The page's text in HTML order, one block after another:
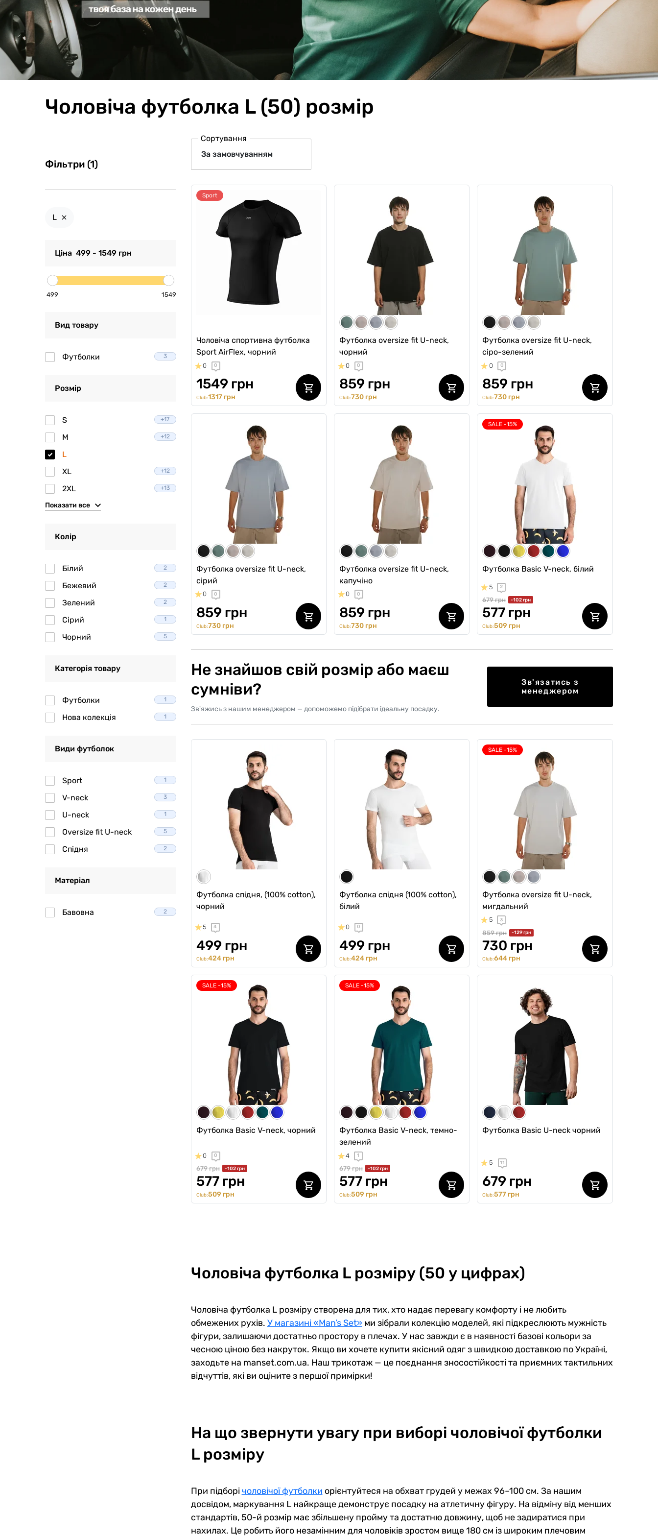
Чоловіча футболка L (50) розмір
Фільтри (1)
L
Ціна 499 - 1549 грн
499 1549
Вид товару
Футболки 3
Розмір
S +17
M +12
L
XL
+12
2XL +13
Показати все
Колір
Білий 2
Бежевий 2
Зелений 2
Сірий 1
Чорний 5
Категорія товару
Футболки 1
Нова колекція 1
Види футболок
Sport 1
V-neck 3
U-neck 1
Oversize fit U-neck 5
Спідня 2
Матеріал
Бавовна 2
Сортування
Sport
Чоловіча спортивна футболка
Sport AirFlex, чорний
0 0
1549 грн
Club:1317 грн
Футболка oversize fit U-neck,
чорний
0 0
859 грн
Club:730 грн
Футболка oversize fit U-neck,
сіро-зелений
0 0
859 грн
Club:730 грн
Футболка oversize fit U-neck,
сірий
0 0
859 грн
Club:730 грн
Футболка oversize fit U-neck,
капучіно
0 0
859 грн
Club:730 грн
SALE -15%
Футболка Basic V-neck, білий
5 2
679 грн -102 грн
577 грн
Club:509 грн
Не знайшов свій розмір або маєш
сумніви?
Зв'яжись з нашим менеджером — допоможемо підібрати ідеальну посадку.
Зв'язатись з
менеджером
Футболка спідня, (100% cotton),
чорний
5 4
499 грн
Club:424 грн
Футболка спідня (100% cotton),
білий
0 0
499 грн
Club:424 грн
SALE -15%
Футболка oversize fit U-neck,
мигдальний
5 3
859 грн -129 грн
730 грн
Club:644 грн
SALE -15%
Футболка Basic V-neck, чорний
0 0
679 грн -102 грн
577 грн
Club:509 грн
SALE -15%
Футболка Basic V-neck, темно-
зелений
4 1
679 грн -102 грн
577 грн
Club:509 грн
Футболка Basic U-neck чорний
5 11
679 грн
Club:577 грн
Чоловіча футболка L розміру (50 у цифрах)
Чоловіча футболка L розміру створена для тих, хто надає перевагу комфорту і не любить
обмежених рухів. У магазині «Man’s Set»ми зібрали колекцію моделей, які підкреслюють мужність
фігури, залишаючи достатньо простору в плечах. У нас завжди є в наявності базові кольори за
чесною ціною без накруток. Якщо ви хочете купити якісний одяг з швидкою доставкою по Україні,
заходьте на manset.com.ua. Наш трикотаж — це поєднання зносостійкості та приємних тактильних
відчуттів, які ви оціните з першої примірки!
На що звернути увагу при виборі чоловічої футболки
L розміру
При підборічоловічої футболки орієнтуйтеся на обхват грудей у межах 96–100 см. За нашим
досвідом, маркування L найкраще демонструє посадку на атлетичну фігуру. На відміну від менших
стандартів, 50-й розмір має збільшену пройму та достатню довжину, щоб не задиратися при
нахилах. Це робить його незамінним для чоловіків зростом вище 180 см із широким плечовим